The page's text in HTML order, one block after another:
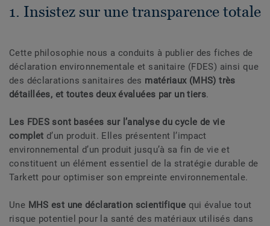
1. Insistez sur une transparence totale
Cette philosophie nous a conduits à publier des fiches de
déclaration environnementale et sanitaire (FDES) ainsi que
des déclarations sanitaires des matériaux (MHS) très
détaillées, et toutes deux évaluées par un tiers.
Les FDES sont basées sur l’analyse du cycle de vie
complet d’un produit. Elles présentent l’impact
environnemental d’un produit jusqu’à sa fin de vie et
constituent un élément essentiel de la stratégie durable de
Tarkett pour optimiser son empreinte environnementale.
Une MHS est une déclaration scientifique qui évalue tout
risque potentiel pour la santé des matériaux utilisés dans